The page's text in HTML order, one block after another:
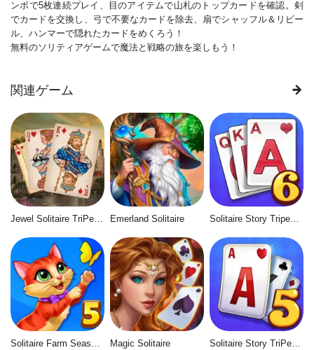
ンボで5枚連続プレイ、目のアイテムで山札のトップカードを確認。剣
でカードを交換し、弓で不要なカードを除去、扇でシャッフル＆リビー
ル、ハンマーで隠れたカードをめくろう！
無料のソリティアゲームで魔法と戦略の旅を楽しもう！
関連ゲーム
Emerland Solitaire Solitaire Story Tripeaks 6
Solitaire Farm Seasons 5 Magic Solitaire Solitaire Story TriPeaks 5